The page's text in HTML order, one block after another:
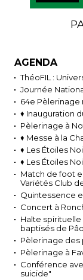
AGENDA
ThéoFIL :
Journée
64e Pèlerinage
♦ Inauguration
Pèlerinage à
♦ Messe à la
♦ Les Étoiles
♦ Les Étoiles
Match de foot
Variétés Club
Quintessence
Concert à
Halte
baptisés de
Pèlerinage
Pèlerinage à
Conférence
suicide"